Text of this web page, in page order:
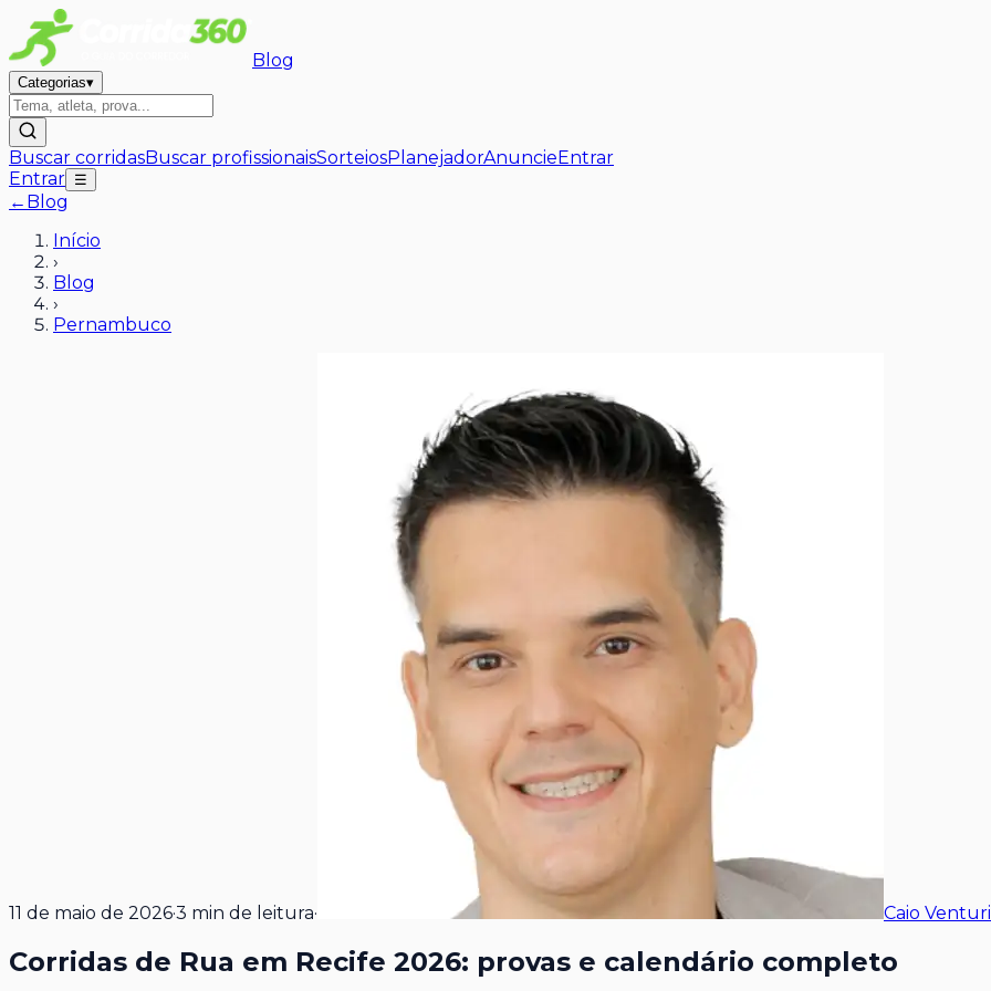
Blog
Categorias▾
Buscar corridasBuscar profissionaisSorteiosPlanejadorAnuncieEntrar
Entrar ☰
← Blog
Início
›
Blog
›
Pernambuco
11 de maio de 2026·3 min de leitura· Caio
Corridas de Rua em Recife 2026: provas e calendário completo